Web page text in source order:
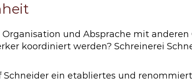
und Absprache mit anderen
koordiniert werden? Schreinerei
ein etabliertes und